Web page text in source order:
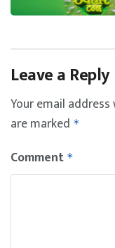
Leave a Reply
Your email
are marked *
Comment *